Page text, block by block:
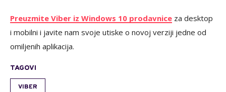
Preuzmite Viber iz Windows 10 prodavnice za desktop
i mobilni i javite nam svoje utiske o novoj verziji jedne od
omiljenih aplikacija.
TAGOVI
VIBER